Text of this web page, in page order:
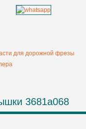
3681a068